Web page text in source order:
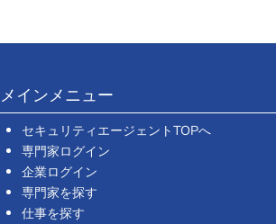
メインメニュー
セキュリティエージェントTOPへ
専門家ログイン
企業ログイン
専門家を探す
仕事を探す